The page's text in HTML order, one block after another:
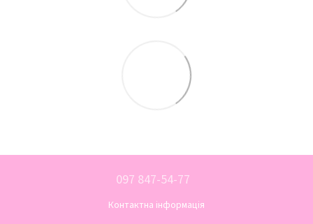
097 847-54-77
Контактна інформація